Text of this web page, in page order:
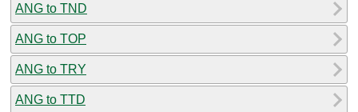
ANG to TND
ANG to TOP
ANG to TRY
ANG to TTD